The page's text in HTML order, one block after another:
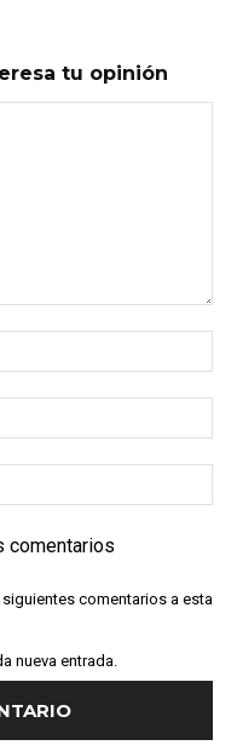
tu opinión
comentarios
comentarios a esta
nueva entrada.